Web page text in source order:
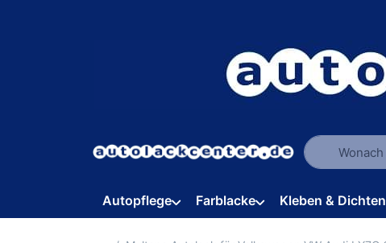
Geben Sie
Autopflege Farblacke Kleben & Dichten